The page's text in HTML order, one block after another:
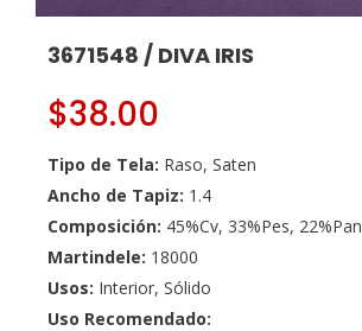
3671548 / DIVA IRIS
$38.00
Tipo de Tela: Raso, Saten
Ancho de Tapiz: 1.4
Composición: 45%Cv, 33%Pes, 22%Pan
Martindele: 18000
Usos: Interior, Sólido
Uso Recomendado: